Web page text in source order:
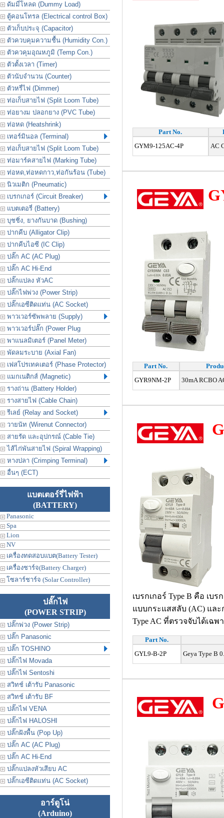
ดัมมี่โหลด (Dummy Load)
ตู้คอนโทรล (Electrical control Box)
ตัวเก็บประจุ (Capacitor)
ตัวควบคุมความชื้น (Humidity Con.)
ตัวควคุมอุณหภูมิ (Temp Con.)
ตัวตั้งเวลา (Timer)
ตัวนับจำนวน (Counter)
ตัวหรี่ไฟ (Dimmer)
ท่อเก็บสายไฟ (Split Loom Tube)
ท่อยางม ปลอกยาง (PVC Tube)
ท่อหด (Heatshrink)
เทอร์มินอล (Terminal)
ท่อเก็บสายไฟ (Split Loom Tube)
ท่อมาร์คสายไฟ (Marking Tube)
ท่อหด,ท่อหดกาว,ท่อกันร้อน (Tube)
นิวเมติก (Pneumatic)
เบรกเกอร์ (Circuit Breaker)
แบตเตอรี่ (Battery)
บุชชิ่ง, ยางกันบาด (Bushing)
ปากคีบ (Alligator Clip)
ปากคีบไอซี (IC Clip)
ปลั๊ก AC (AC Plug)
ปลั๊ก AC Hi-End
ปลั๊กแปลง หัวAC
ปลั๊กไฟพ่วง (Power Strip)
ปลั๊กเอซีติดแท่น (AC Socket)
พาวเวอร์ซัพพลาย (Supply)
พาวเวอร์ปลั๊ก (Power Plug
พาแนลมิเตอร์ (Panel Meter)
พัดลมระบาย (Axial Fan)
เฟสโปรเทคเตอร์ (Phase Protector)
แมกเนติกส์ (Magnetic)
รางถ่าน (Battery Holder)
รางสายไฟ (Cable Chain)
รีเลย์ (Relay and Socket)
วายนัท (Wirenut Connector)
สายรัด และอุปกรณ์ (Cable Tie)
ไส้ไก่พันสายไฟ (Spiral Wrapping)
หางปลา (Crimping Terminal)
อื่นๆ (ECT)
แบตเตอร์รี่ไฟฟ้า
(BATTERY)
Panasonic
Spa
Lion
NV
เครื่องทดสอบแบต(Battery Tester)
เครื่องชาร์จ(Battery Charger)
โซลาร์ชาร์จ (Solar Controller)
ปลั๊กไฟ
(POWER STRIP)
ปลั๊กพ่วง (Power Strip)
ปลั๊ก Panasonic
ปลั๊ก TOSHINO
ปลั๊กไฟ Movada
ปลั๊กไฟ Sentoshi
สวิทช์ เต้ารับ Panasonic
สวิทช์ เต้ารับ BF
ปลั๊กไฟ VENA
ปลั๊กไฟ HALOSHI
ปลั๊กฝังพื้น (Pop Up)
ปลั๊ก AC (AC Plug)
ปลั๊ก AC Hi-End
ปลั๊กแปลงหัวเสียบ AC
ปลั๊กเอซีติดแท่น (AC Socket)
อาร์ดูโน่
(Arduino)
Part No.
GYM9-125AC-4P
AC
Part No.
GYR9NM-2P
30mA RCBO
เบรกเกอร์ Type B คือ เบ
แบบกระแสสลับ (AC) และ
Type AC ที่ตรวจจับได้เฉ
Part No.
GYL9-B-2P
Geya Type B